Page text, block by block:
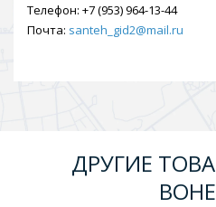
Телефон: +7 (953) 964-13-44
Почта: santeh_gid2@mail.ru
ДРУГИЕ